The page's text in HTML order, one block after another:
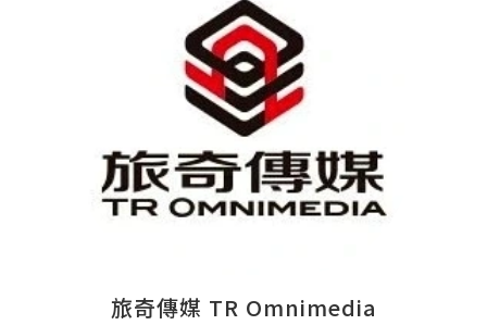
旅奇傳媒 TR Omnimedia